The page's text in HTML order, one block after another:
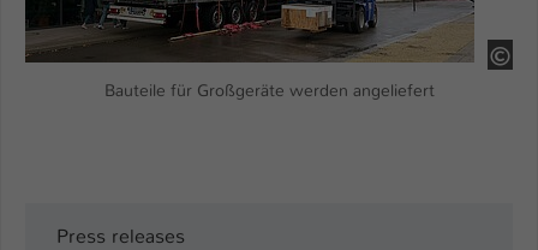
Bauteile für Großgeräte werden angeliefert
Press releases